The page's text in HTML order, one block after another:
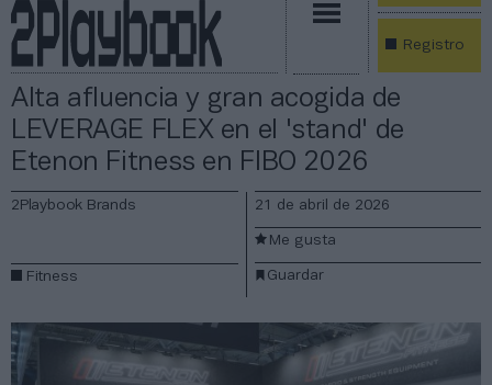
Registro
Alta afluencia y gran acogida de
LEVERAGE FLEX en el 'stand' de
Etenon Fitness en FIBO 2026
2Playbook Brands
Fitness
21 de abril de 2026
Guardar
Me gusta